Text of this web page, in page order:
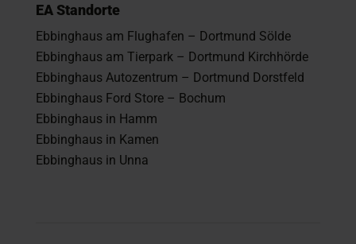
EA Standorte
Ebbinghaus am Flughafen – Dortmund Sölde
Ebbinghaus am Tierpark – Dortmund Kirchhörde
Ebbinghaus Autozentrum – Dortmund Dorstfeld
Ebbinghaus Ford Store – Bochum
Ebbinghaus in Hamm
Ebbinghaus in Kamen
Ebbinghaus in Unna